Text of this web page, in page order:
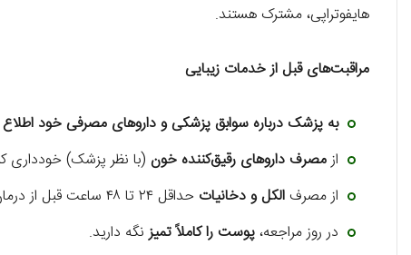
هایفوتراپی، مشترک هستند.
مراقبت‌های قبل از خدمات زیبایی
به پزشک درباره سوابق پزشکی و داروهای مصرفی خود
ازمصرف داروهای رقیق‌کننده خون (با نظر پزشک) خودداری
از مصرف الکل و دخانیات حداقل ۲۴ تا ۴۸ ساعت قبل از درمان دوری کنید.
در روز مراجعه، پوست را کاملاً تمیزنگه دارید.